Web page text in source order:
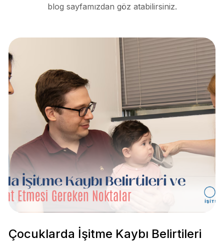
blog sayfamızdan göz atabilirsiniz.
Çocuklarda İşitme Kaybı Belirtileri